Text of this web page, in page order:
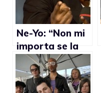
Ne-Yo: “Non mi
importa se la
gente pensa
che sia gay”